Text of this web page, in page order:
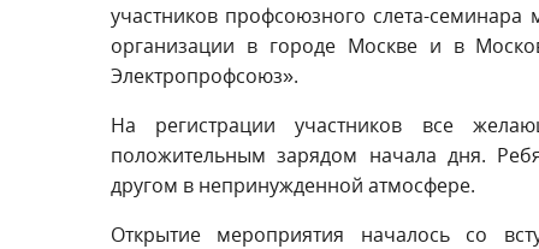
участников профсоюзного слета-
организации в городе Москве и в
Электропрофсоюз».
На регистрации участников все
положительным зарядом начала дня.
другом в непринужденной атмосфере.
Открытие мероприятия началось со